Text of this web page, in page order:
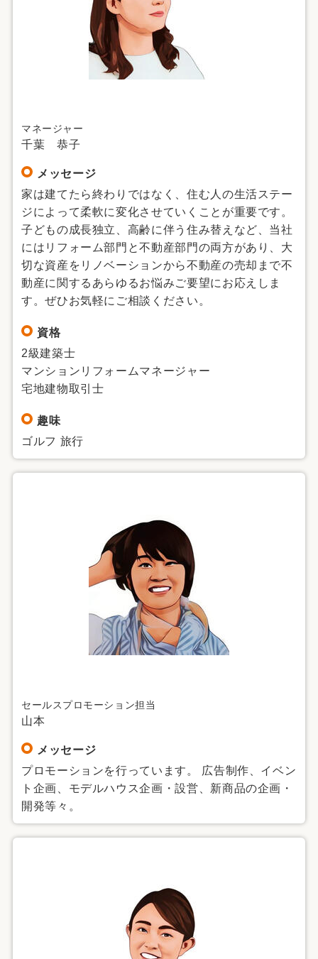
マネージャー
千葉 恭子
メッセージ
家は建てたら終わりではなく、住む人の生活ステー
ジによって柔軟に変化させていくことが重要です。
子どもの成長独立、高齢に伴う住み替えなど、当社
にはリフォーム部門と不動産部門の両方があり、大
切な資産をリノベーションから不動産の売却まで不
動産に関するあらゆるお悩みご要望にお応えしま
す。ぜひお気軽にご相談ください。
資格
2級建築士
マンションリフォームマネージャー
宅地建物取引士
趣味
ゴルフ 旅行
セールスプロモーション担当
山本
メッセージ
プロモーションを行っています。 広告制作、イベン
ト企画、モデルハウス企画・設営、新商品の企画・
開発等々。